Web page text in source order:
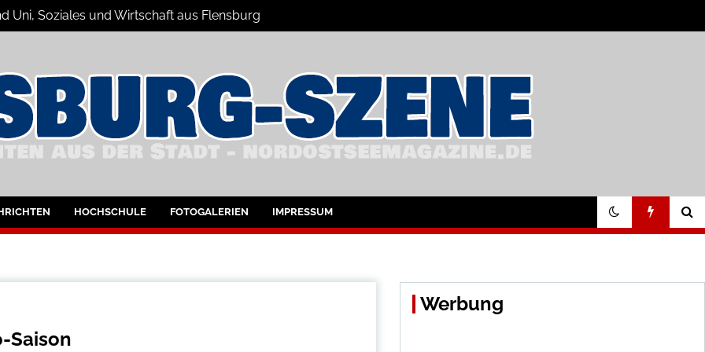
Uni, Soziales und Wirtschaft aus Flensburg
HOCHSCHULE FOTOGALERIEN IMPRESSUM
Saison
Werbung